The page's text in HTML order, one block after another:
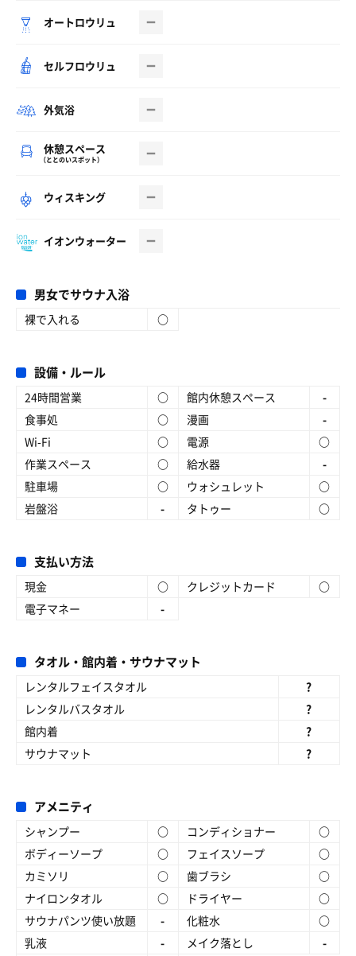
オートロウリュ
セルフロウリュ
外気浴
休憩スペース
（ととのいスポット）
ウィスキング
イオンウォーター
男女でサウナ入浴
裸で入れる ○
設備・ルール
24時間営業 ○ 館内休憩スペース
-
食事処
○ 漫画
-
Wi-Fi
○ 電源
○
作業スペース
○ 給水器
-
駐車場
○ ウォシュレット
○
岩盤浴
- タトゥー ○
支払い方法
現金 ○ クレジットカード
○
電子マネー
-
タオル・館内着・サウナマット
レンタルフェイスタオル
?
レンタルバスタオル
?
館内着
?
サウナマット
?
アメニティ
シャンプー ○ コンディショナー
○
ボディーソープ
○ フェイスソープ
○
カミソリ
○ 歯ブラシ
○
ナイロンタオル
○ ドライヤー
○
サウナパンツ使い放題
- 化粧水
○
乳液
- メイク落とし
-